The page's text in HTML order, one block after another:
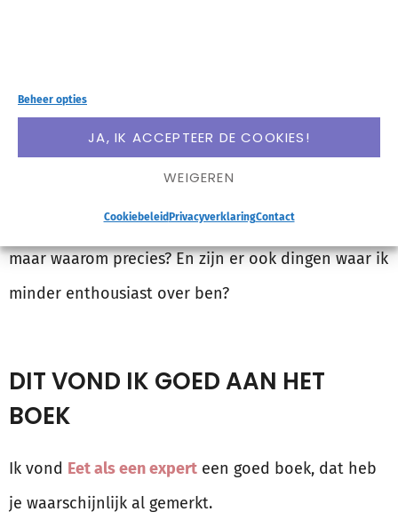
Beheer opties
JA, IK ACCEPTEER DE COOKIES!
WEIGEREN
Cookiebeleid PrivacyverklaringContact
Mijn review van Eet als
een expert
gemerkt dat ik heel enthousiast ben over dit boek,
maar waarom precies? En zijn er ook dingen waar ik
minder enthousiast over ben?
DIT VOND IK GOED AAN HET
BOEK
Ik vond Eet als een expert een goed boek, dat heb
je waarschijnlijk al gemerkt.